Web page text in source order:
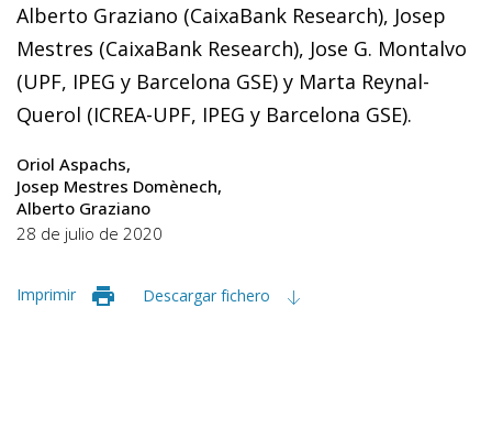
Alberto Graziano (CaixaBank Research), Josep
Mestres (CaixaBank Research), Jose G. Montalvo
(UPF, IPEG y Barcelona GSE) y Marta Reynal-
Querol (ICREA-UPF, IPEG y Barcelona GSE).
Oriol Aspachs
Josep Mestres Domènech
Alberto Graziano
28 de julio de 2020
Imprimir Descargar fichero